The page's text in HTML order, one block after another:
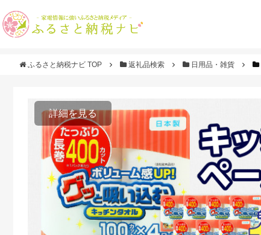
ふるさと納税ナビ TOP 返礼品検索 日用品・雑貨
詳細を見る